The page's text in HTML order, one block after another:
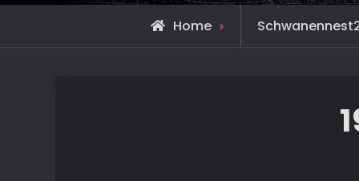
Home